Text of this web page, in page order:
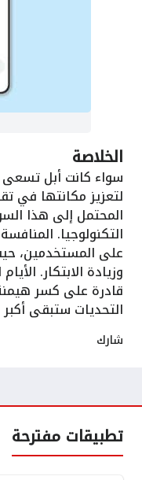
الخلاصة
سواء كانت أبل
لتعزيز مكانتها في
المحتمل إلى هذا
التكنولوجيا.
على المستخدمين،
وزيادة الابتكار.
قادرة على كسر
التحديات ستبقى
شارك
تطبيقات مفترحة